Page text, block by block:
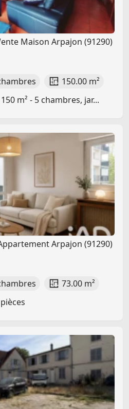
Maison Arpajon (91290)
150.00 m²
m² - 5 chambres, jar...
Arpajon (91290)
73.00 m²